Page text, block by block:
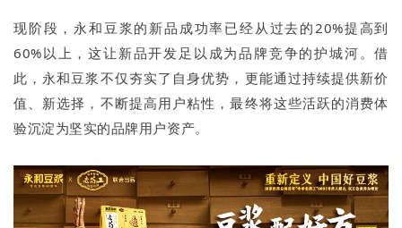
现阶段，永和豆浆的新品成功率已经从过去的20%提高到
60%以上，这让新品开发足以成为品牌竞争的护城河。借
此，永和豆浆不仅夯实了自身优势，更能通过持续提供新价
值、新选择，不断提高用户粘性，最终将这些活跃的消费体
验沉淀为坚实的品牌用户资产。